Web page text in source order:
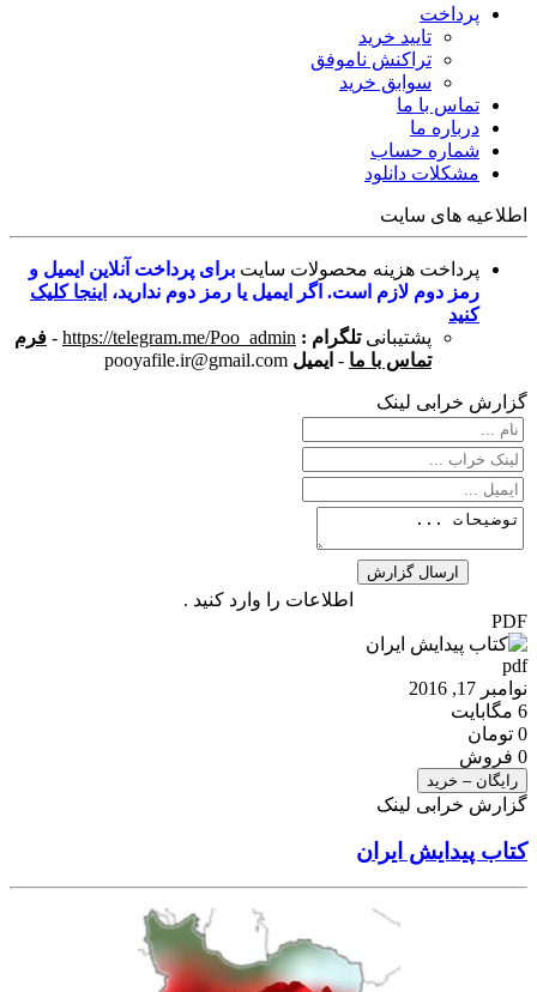
پرداخت
تایید خرید
تراکنش ناموفق
سوابق خرید
تماس با ما
درباره ما
شماره حساب
مشکلات دانلود
اطلاعیه های سایت
پرداخت هزینه محصولات سایت برای پرداخت آنلاین ایمیل و
رمز دوم لازم است. اگر ایمیل یا رمز دوم ندارید، اینجا کلیک
کنید
پشتیبانی تلگرام : https://telegram.me/Poo_admin
- فرم
تماس با ما - ایمیل pooyafile.ir@gmail.com
گزارش خرابی لینک
اطلاعات را وارد کنید .
PDF
pdf
نوامبر 17, 2016
6 مگابایت
0 تومان
0 فروش
رایگان – خرید
گزارش خرابی لینک
کتاب پیدایش ایران